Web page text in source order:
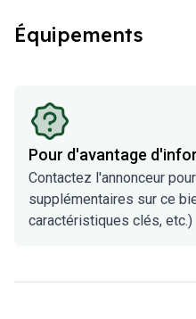
Équipements
Pour d'avantage
Contactez l'annonceur
supplémentaires sur ce
caractéristiques clés, etc.)